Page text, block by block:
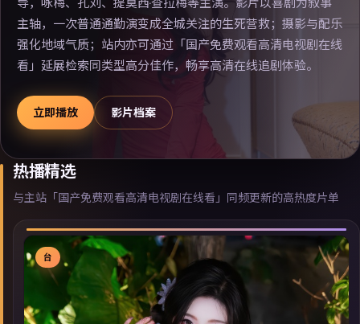
主轴，一次普通通勤演变成全城关注的生死营救；摄影与配乐
强化地域气质；站内亦可通过「国产免费观看高清电视剧在线
看」延展检索同类型高分佳作，畅享高清在线追剧体验。
立即播放 影片档案
热播精选
与主站「国产免费观看高清电视剧在线看」同频更新的高热度片单
台